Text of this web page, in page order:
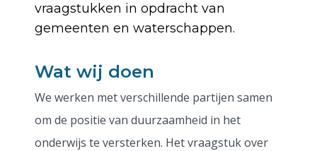
vraagstukken in opdracht van
gemeenten en waterschappen.
Wat wij doen
We werken met verschillende partijen samen
om de positie van duurzaamheid in het
onderwijs te versterken. Het vraagstuk over